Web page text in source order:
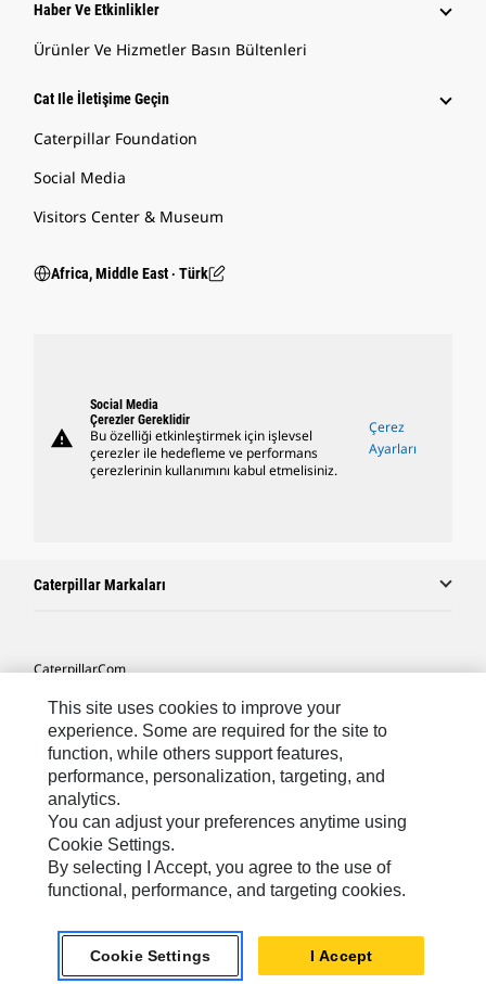
Haber Ve Etkinlikler
Ürünler Ve Hizmetler Basın Bültenleri
Cat Ile İletişime Geçin
Caterpillar Foundation
Social Media
Visitors Center & Museum
Africa, Middle East ‧ Türk
warning
Social Media
Çerezler Gereklidir
Bu özelliği etkinleştirmek için işlevsel
çerezler ile hedefleme ve performans
çerezlerinin kullanımını kabul etmelisiniz.
Çerez
Ayarları
Caterpillar Markaları
Caterpillar.com
Caterpillar Müşteri Hizmetleri Ve Iletişim
Site Haritası
Cookie Settings
Yasal
Gizlilik
Africa, Middle East ‧ Türk© 2026 Caterpillar. Tüm Hakları Saklıdır.
This site uses cookies to improve your
experience. Some are required for the site to
function, while others support features,
performance, personalization, targeting, and
analytics.
You can adjust your preferences anytime using
Cookie Settings.
By selecting I Accept, you agree to the use of
functional, performance, and targeting cookies.
Cookie Settings I Accept